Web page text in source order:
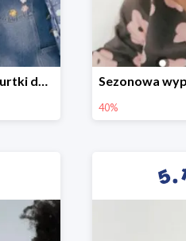
Sezonowa wyprzedaż. Kurtki do -50%
40%